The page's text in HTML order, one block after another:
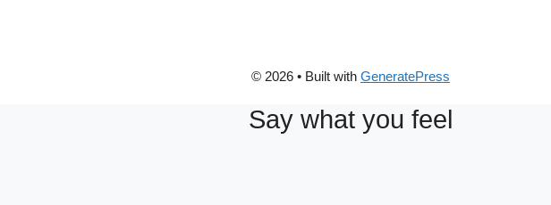
© 2026 • Built with GeneratePress
Say what you feel